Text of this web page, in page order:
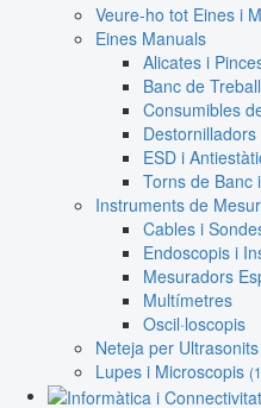
Veure-ho tot Eines i
Eines Manuals
Alicates i
Banc de
Consumibles
ESD i
Torns de Banc
Instruments de
Cables i
Endoscopis i
Mesuradors
Multímetres
Oscil·loscopis
Neteja per Ultrasonits
Lupes i Microscopis